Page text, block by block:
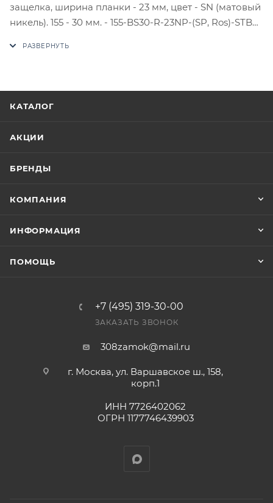
защелка, ширина планки - 23 мм, цвет - SN (матовый
никель). 155 - 30 мм. - 155-BS30-R-23NP-(SP, Ros)-STB
приходит письмо только для подтверждения, что
счете после проверки товара на наличие на складе.
оплата выставленного счета.
КАТАЛОГ
АКЦИИ
БРЕНДЫ
КОМПАНИЯ
ИНФОРМАЦИЯ
ПОМОЩЬ
+7 (495) 319-30-00
ЗАКАЗАТЬ ЗВОНОК
308zamok@mail.ru
г. Москва, ул. Варшавское ш., 158,
корп.1
ИНН 7726402062
ОГРН 1177746439903